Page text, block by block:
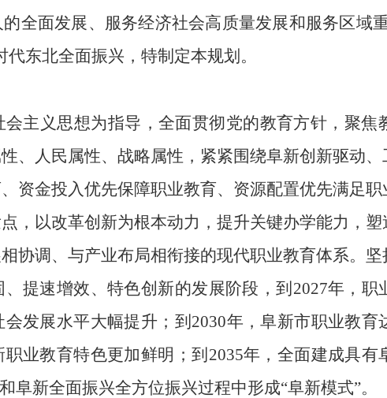
全面发展、服务经济社会高质量发展和服务区域
代东北全面振兴，特制定本规划。
主义思想为指导，全面贯彻党的教育方针， 聚焦
、人民属性、战略属性 ， 紧紧围绕阜新创新驱动
资金投入优先保障职业教育、资源配置优先满足
，以改革创新为根本动力， 提升关键办学能力，
协调、与产业布局相衔接的现代职业教育体系。
提速增效、特色创新的发展阶段，到 2027年，职
发展水平大幅提升；到 2030年，阜新市职业教育
业教育特色更加鲜明；到 2035年，全面建成具有
阜新全面振兴全方位振兴过程中形成“阜新模式”。